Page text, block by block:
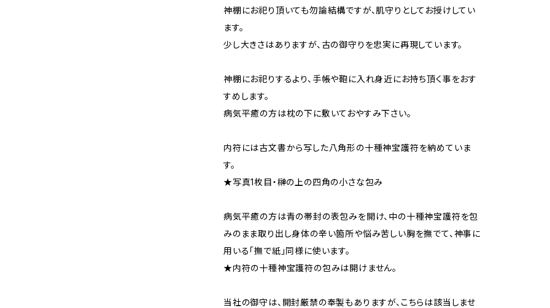
神棚にお祀り頂いても勿論結構ですが、肌守りとしてお授けしてい
ます。
少し大きさはありますが、古の御守りを忠実に再現しています。
神棚にお祀りするより、手帳や鞄に入れ身近にお持ち頂く事をおす
すめします。
病気平癒の方は枕の下に敷いておやすみ下さい。
内符には古文書から写した八角形の十種神宝護符を納めていま
す。
★写真1枚目・榊の上の四角の小さな包み
病気平癒の方は青の帯封の表包みを開け、中の十種神宝護符を包
みのまま取り出し身体の辛い箇所や悩み苦しい胸を撫でて、神事に
用いる「撫で紙」同様に使います。
★内符の十種神宝護符の包みは開けません。
当社の御守は、開封厳禁の奉製もありますが、こちらは該当しませ